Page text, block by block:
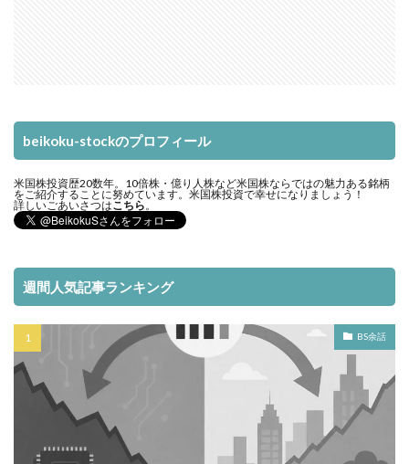
beikoku-stockのプロフィール
米国株投資歴20数年。10倍株・億り人株など米国株ならではの魅力ある銘柄
をご紹介することに努めています。米国株投資で幸せになりましょう！
詳しいごあいさつはこちら 。
週間人気記事ランキング
BS余話